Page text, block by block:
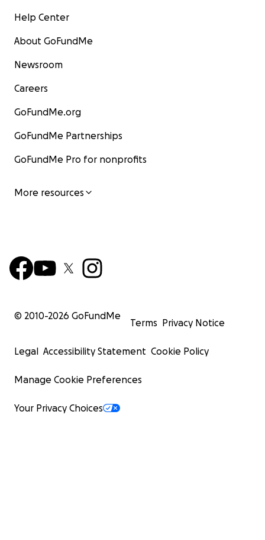
Help Center
About GoFundMe
Newsroom
Careers
GoFundMe.org
GoFundMe Partnerships
GoFundMe Pro for nonprofits
More resources
© 2010-2026 GoFundMe
Terms Privacy Notice
Legal Accessibility Statement Cookie Policy
Manage Cookie Preferences
Your Privacy Choices